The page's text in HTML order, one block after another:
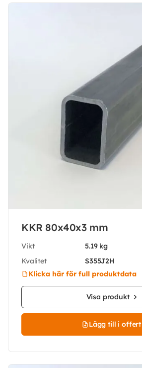
KKR 80x40x3 mm
Vikt
5.19 kg
Kvalitet
S355J2H
Klicka här för full produktdata
Visa produkt
Lägg till i offert